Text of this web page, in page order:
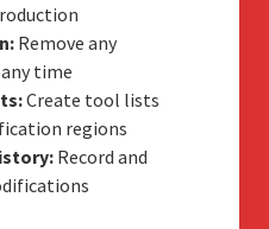
Remove any
time
Create tool lists
regions
Record and